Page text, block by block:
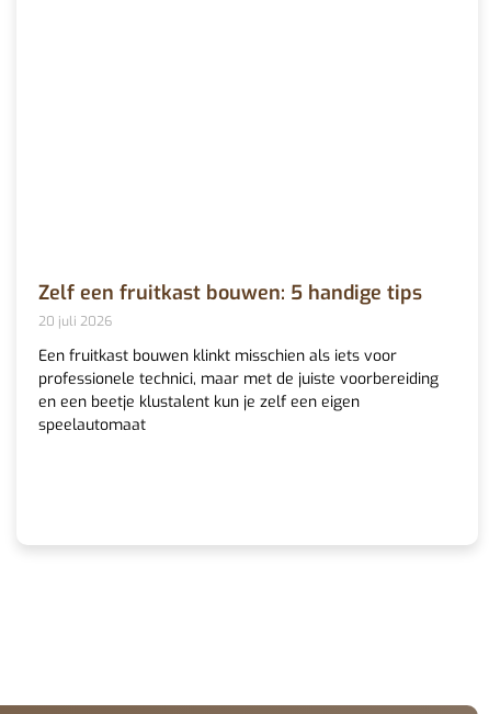
Zelf een fruitkast bouwen: 5 handige tips
20 juli 2026
Een fruitkast bouwen klinkt misschien als iets voor
professionele technici, maar met de juiste voorbereiding
en een beetje klustalent kun je zelf een eigen
speelautomaat